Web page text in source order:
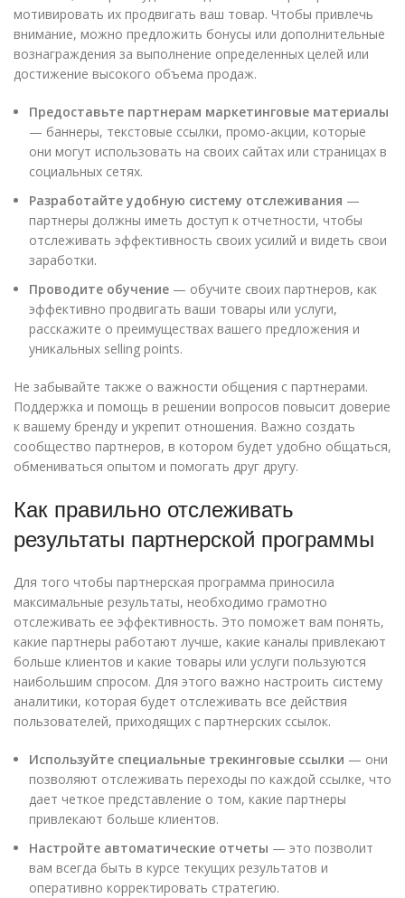
мотивировать их продвигать ваш товар. Чтобы привлечь
внимание, можно предложить бонусы или дополнительные
вознаграждения за выполнение определенных целей или
достижение высокого объема продаж.
Предоставьте партнерам маркетинговые материалы
— баннеры, текстовые ссылки, промо-акции, которые
они могут использовать на своих сайтах или страницах в
социальных сетях.
Разработайте удобную систему отслеживания —
партнеры должны иметь доступ к отчетности, чтобы
отслеживать эффективность своих усилий и видеть свои
заработки.
Проводите обучение — обучите своих партнеров, как
эффективно продвигать ваши товары или услуги,
расскажите о преимуществах вашего предложения и
уникальных selling points.
Не забывайте также о важности общения с партнерами.
Поддержка и помощь в решении вопросов повысит доверие
к вашему бренду и укрепит отношения. Важно создать
сообщество партнеров, в котором будет удобно общаться,
обмениваться опытом и помогать друг другу.
Как правильно отслеживать
результаты партнерской программы
Для того чтобы партнерская программа приносила
максимальные результаты, необходимо грамотно
отслеживать ее эффективность. Это поможет вам понять,
какие партнеры работают лучше, какие каналы привлекают
больше клиентов и какие товары или услуги пользуются
наибольшим спросом. Для этого важно настроить систему
аналитики, которая будет отслеживать все действия
пользователей, приходящих с партнерских ссылок.
Используйте специальные трекинговые ссылки — они
позволяют отслеживать переходы по каждой ссылке, что
дает четкое представление о том, какие партнеры
привлекают больше клиентов.
Настройте автоматические отчеты — это позволит
вам всегда быть в курсе текущих результатов и
оперативно корректировать стратегию.